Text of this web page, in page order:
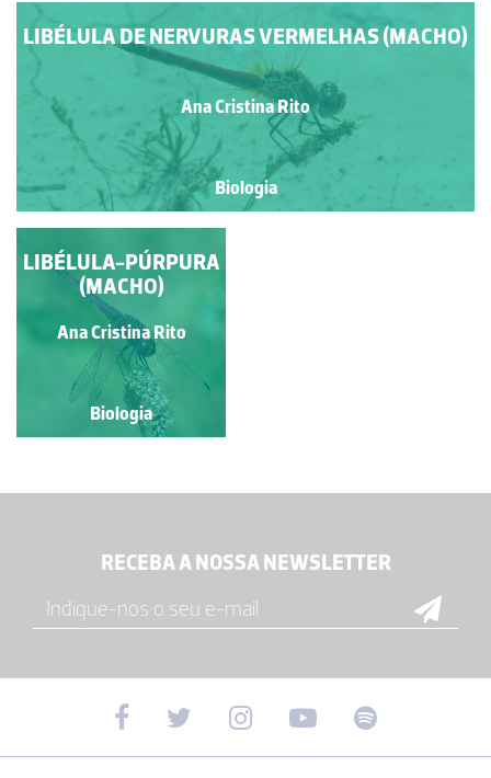
LIBÉLULA DE NERVURAS VERMELHAS (MACHO)
Ana Cristina Rito
Biologia
LIBÉLULA-PÚRPURA
(MACHO)
Ana Cristina Rito
Biologia
RECEBA A NOSSA NEWSLETTER